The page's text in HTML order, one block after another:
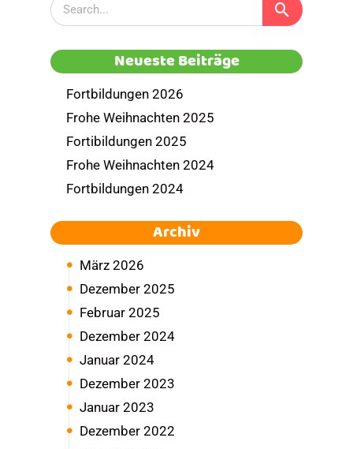
Neueste Beiträge
Fortbildungen 2026
Frohe Weihnachten 2025
Fortibildungen 2025
Frohe Weihnachten 2024
Fortbildungen 2024
Archiv
März 2026
Dezember 2025
Februar 2025
Dezember 2024
Januar 2024
Dezember 2023
Januar 2023
Dezember 2022